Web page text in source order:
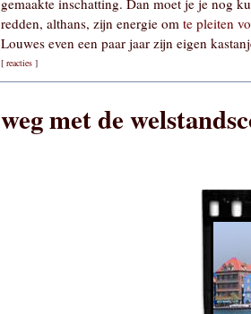
gemaakte inschatting. Dan moet je je nog
redden, althans, zijn energie om te pleiten
Louwes even een paar jaar zijn eigen
[ reacties ]
weg met de